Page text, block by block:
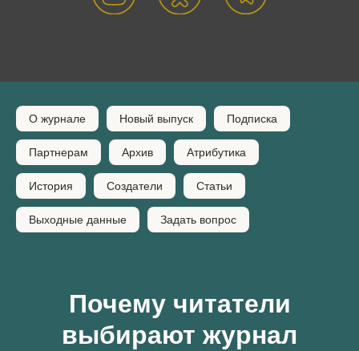
О журнале Новый выпуск Подписка
Партнерам Архив Атрибутика
История Создатели Статьи
Выходные данные Задать вопрос
Почему читатели
выбирают журнал